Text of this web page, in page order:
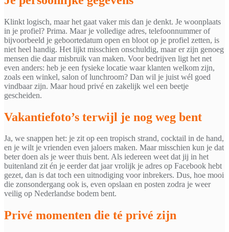
Klinkt logisch, maar het gaat vaker mis dan je denkt. Je woonplaats
in je profiel? Prima. Maar je volledige adres, telefoonnummer of
bijvoorbeeld je geboortedatum open en bloot op je profiel zetten, is
niet heel handig. Het lijkt misschien onschuldig, maar er zijn genoeg
mensen die daar misbruik van maken. Voor bedrijven ligt het net
even anders: heb je een fysieke locatie waar klanten welkom zijn,
zoals een winkel, salon of lunchroom? Dan wil je juist wél goed
vindbaar zijn. Maar houd privé en zakelijk wel een beetje
gescheiden.
Vakantiefoto’s terwijl je nog weg bent
Ja, we snappen het: je zit op een tropisch strand, cocktail in de hand,
en je wilt je vrienden even jaloers maken. Maar misschien kun je dat
beter doen als je weer thuis bent. Als iedereen weet dat jij in het
buitenland zit én je eerder dat jaar vrolijk je adres op Facebook hebt
gezet, dan is dat toch een uitnodiging voor inbrekers. Dus, hoe mooi
die zonsondergang ook is, even opslaan en posten zodra je weer
veilig op Nederlandse bodem bent.
Privé momenten die té privé zijn